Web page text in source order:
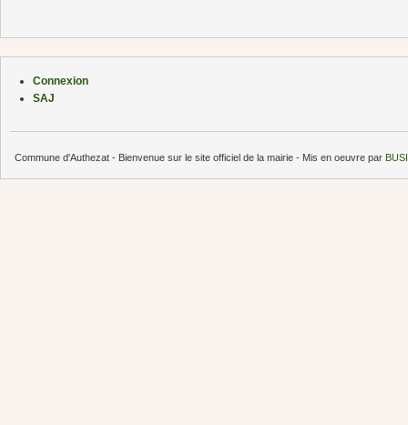
Connexion
SAJ
Commune d'Authezat - Bienvenue sur le site officiel de la mairie - Mis en oeuvre par